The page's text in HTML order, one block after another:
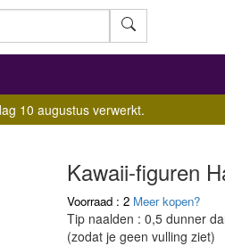
10 augustus verwerkt.
Kawaii-figuren
Voorraad : 2 Meer kopen?
Tip naalden : 0,5 dunner
(zodat je geen vulling ziet)